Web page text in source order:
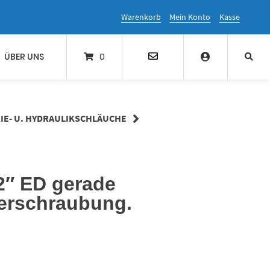
Warenkorb Mein Konto Kasse
ÜBER UNS 0
U. HYDRAULIKSCHLÄUCHE
ED gerade